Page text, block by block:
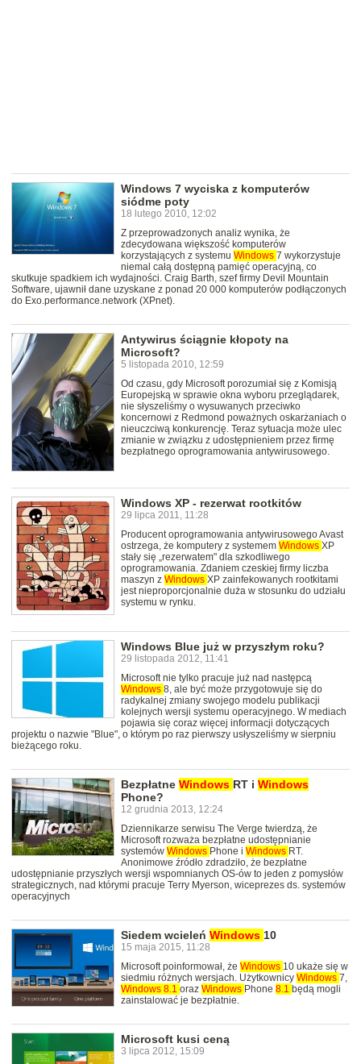
Windows 7 wyciska z komputerów
siódme poty
18 lutego 2010, 12:02
Z przeprowadzonych analiz wynika, że
zdecydowana większość komputerów
korzystających z systemu Windows 7 wykorzystuje
niemal całą dostępną pamięć operacyjną, co
skutkuje spadkiem ich wydajności. Craig Barth, szef firmy Devil Mountain
Software, ujawnił dane uzyskane z ponad 20 000 komputerów podłączonych
do Exo.performance.network (XPnet).
Antywirus ściągnie kłopoty na
Microsoft?
5 listopada 2010, 12:59
Od czasu, gdy Microsoft porozumiał się z Komisją
Europejską w sprawie okna wyboru przeglądarek,
nie słyszeliśmy o wysuwanych przeciwko
koncernowi z Redmond poważnych oskarżaniach o
nieuczciwą konkurencję. Teraz sytuacja może ulec
zmianie w związku z udostępnieniem przez firmę
bezpłatnego oprogramowania antywirusowego.
Windows XP - rezerwat rootkitów
29 lipca 2011, 11:28
Producent oprogramowania antywirusowego Avast
ostrzega, że komputery z systemem Windows XP
stały się „rezerwatem" dla szkodliwego
oprogramowania. Zdaniem czeskiej firmy liczba
maszyn z Windows XP zainfekowanych rootkitami
jest nieproporcjonalnie duża w stosunku do udziału
systemu w rynku.
Windows Blue już w przyszłym roku?
29 listopada 2012, 11:41
Microsoft nie tylko pracuje już nad następcą
Windows 8, ale być może przygotowuje się do
radykalnej zmiany swojego modelu publikacji
kolejnych wersji systemu operacyjnego. W mediach
pojawia się coraz więcej informacji dotyczących
projektu o nazwie "Blue", o którym po raz pierwszy usłyszeliśmy w sierpniu
bieżącego roku.
Bezpłatne Windows RT i Windows
Phone?
12 grudnia 2013, 12:24
Dziennikarze serwisu The Verge twierdzą, że
Microsoft rozważa bezpłatne udostępnianie
systemów Windows Phone i Windows RT.
Anonimowe źródło zdradziło, że bezpłatne
udostępnianie przyszłych wersji wspomnianych OS-ów to jeden z pomysłów
strategicznych, nad którymi pracuje Terry Myerson, wiceprezes ds. systemów
operacyjnych
Siedem wcieleń Windows 10
15 maja 2015, 11:28
Microsoft poinformował, że Windows 10 ukaże się w
siedmiu różnych wersjach. Użytkownicy Windows 7,
Windows 8.1 oraz Windows Phone 8.1 będą mogli
zainstalować je bezpłatnie.
Microsoft kusi ceną
3 lipca 2012, 15:09